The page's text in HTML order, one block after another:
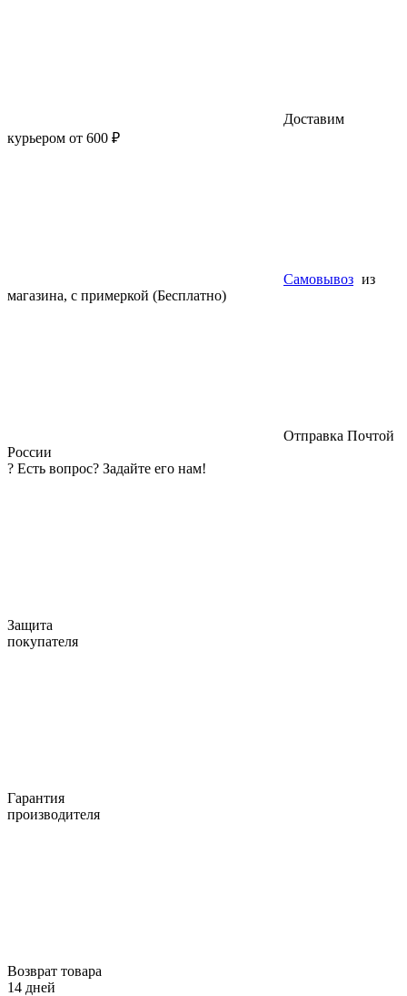
Доставим
курьером от 600 ₽
Самовывоз из
магазина, с примеркой (Бесплатно)
Отправка Почтой
России
? Есть вопрос? Задайте его нам!
Защита
покупателя
Гарантия
производителя
Возврат товара
14 дней